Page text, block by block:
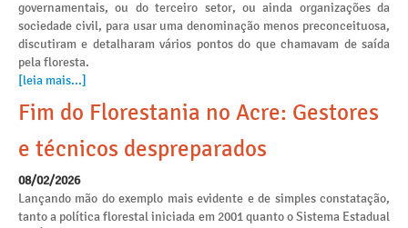
governamentais, ou do terceiro setor, ou ainda organizações da
sociedade civil, para usar uma denominação menos preconceituosa,
discutiram e detalharam vários pontos do que chamavam de saída
pela floresta.
[leia mais...]
Fim do Florestania no Acre: Gestores
e técnicos despreparados
08/02/2026
Lançando mão do exemplo mais evidente e de simples constatação,
tanto a política florestal iniciada em 2001 quanto o Sistema Estadual